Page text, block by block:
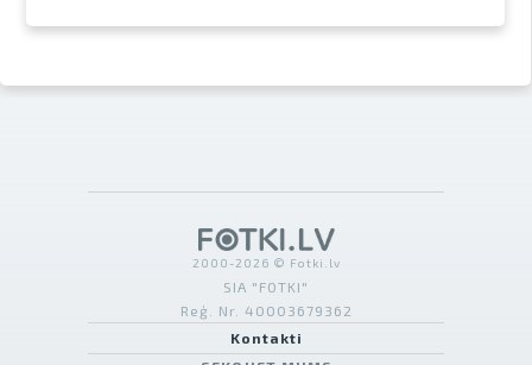
2000-2026 © Fotki.lv
SIA "FOTKI"
Reģ. Nr. 40003679362
Kontakti